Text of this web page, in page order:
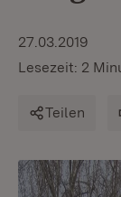
27.03.2019
Lesezeit: 2
Teilen